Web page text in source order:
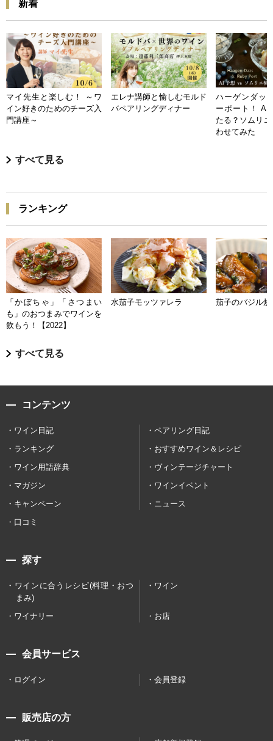
新着
マイ先生と楽しむ！ ～ワ
イン好きのためのチーズ入
門講座～
エレナ講師と愉しむモルド
バペアリングディナー
ハーゲンダッ
ーポート！ AI
たる？ソムリ
わせてみた
すべて見る
ランキング
「かぼちゃ」「さつまい
も」のおつまみでワインを
飲もう！【2022】
水茄子モッツァレラ 茄子のバジル炒
すべて見る
コンテンツ
ワイン日記
ペアリング日記
ランキング
おすすめワイン＆レシピ
ワイン用語辞典
ヴィンテージチャート
マガジン
ワインイベント
キャンペーン
ニュース
口コミ
探す
ワインに合うレシピ(料理・おつ
まみ)
ワイン
ワイナリー お店
会員サービス
ログイン 会員登録
販売店の方